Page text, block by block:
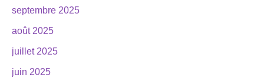
septembre 2025
août 2025
juillet 2025
juin 2025